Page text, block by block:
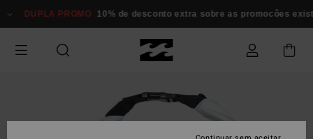
para
informação
DUPLA PROMO 10% de desconto extra sobre as promocôes